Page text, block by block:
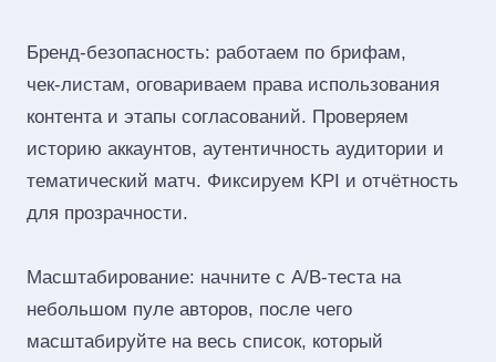
Бренд‑безопасность: работаем по брифам,
чек‑листам, оговариваем права использования
контента и этапы согласований. Проверяем
историю аккаунтов, аутентичность аудитории и
тематический матч. Фиксируем KPI и отчётность
для прозрачности.
Масштабирование: начните с A/B‑теста на
небольшом пуле авторов, после чего
масштабируйте на весь список, который